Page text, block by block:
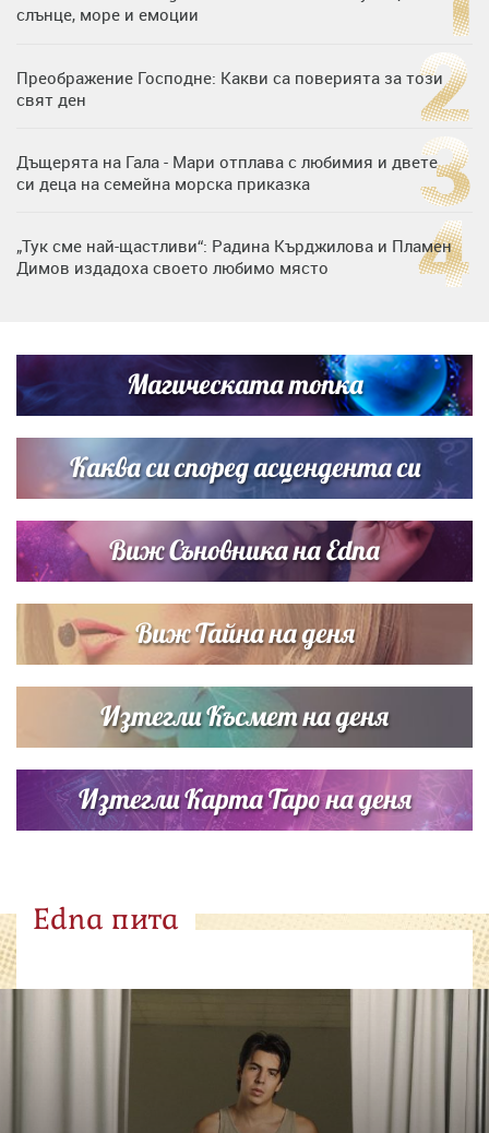
слънце, море и емоции
Преображение Господне: Какви са поверията за този
свят ден
Дъщерята на Гала - Мари отплава с любимия и двете
си деца на семейна морска приказка
„Тук сме най-щастливи“: Радина Кърджилова и Пламен
Димов издадоха своето любимо място
Братя Аргирови я изненадаха с песен
Магическата топка
Каква си според асцендента си
Виж Съновника на Edna
Виж Тайна на деня
Изтегли Късмет на деня
Изтегли Карта Таро на деня
Edna пита